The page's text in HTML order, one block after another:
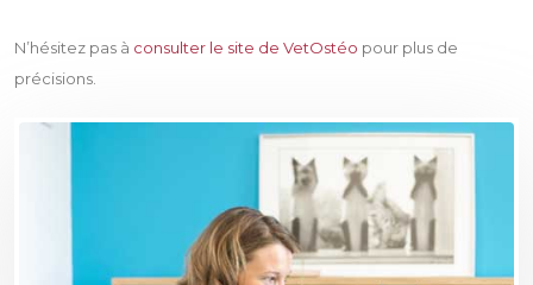
N’hésitez pas à consulter le site de VetOstéo pour plus de
précisions.